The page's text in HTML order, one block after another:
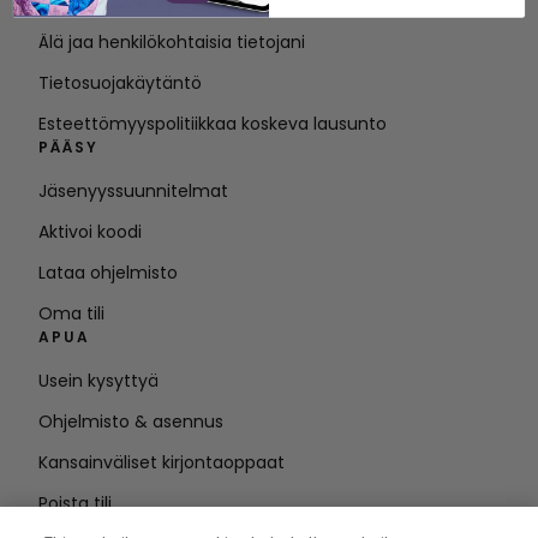
Älä jaa henkilökohtaisia tietojani
Tietosuojakäytäntö
Esteettömyyspolitiikkaa koskeva lausunto
PÄÄSY
Jäsenyyssuunnitelmat
Aktivoi koodi
Lataa ohjelmisto
Oma tili
APUA
Usein kysyttyä
Ohjelmisto & asennus
Kansainväliset kirjontaoppaat
Poista tili